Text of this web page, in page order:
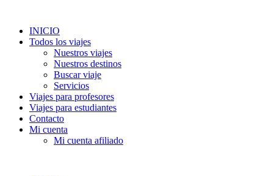
INICIO
Todos los viajes
Nuestros viajes
Nuestros destinos
Buscar viaje
Servicios
Viajes para profesores
Viajes para estudiantes
Contacto
Mi cuenta
Mi cuenta afiliado